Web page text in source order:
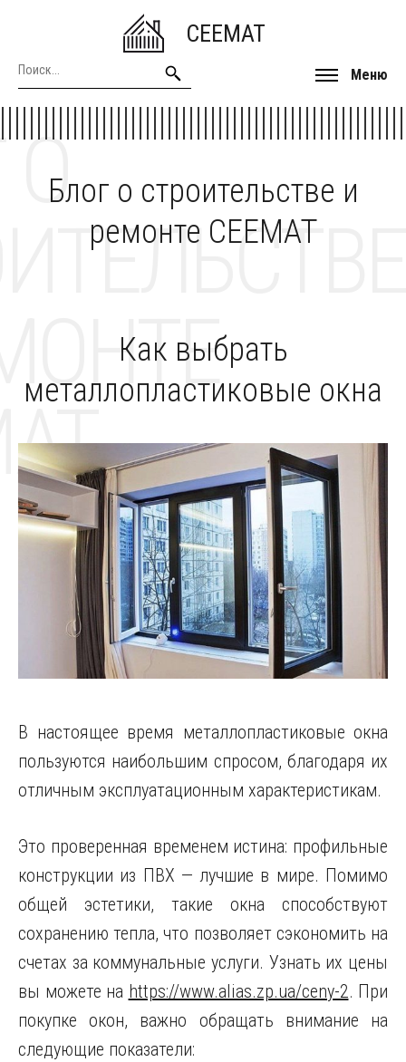
CEEMAT
Меню
Блог о строительстве и
ремонте CEEMAT
О
Как выбрать
металлопластиковые окна
В настоящее время металлопластиковые окна
пользуются наибольшим спросом, благодаря их
отличным эксплуатационным характеристикам.
Это проверенная временем истина: профильные
конструкции из ПВХ — лучшие в мире. Помимо
общей эстетики, такие окна способствуют
сохранению тепла, что позволяет сэкономить на
счетах за коммунальные услуги. Узнать их цены
вы можете на https://www.alias.zp.ua/ceny-2. При
покупке окон, важно обращать внимание на
следующие показатели: